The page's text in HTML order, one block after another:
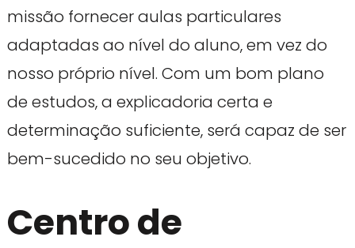
missão fornecer aulas particulares
adaptadas ao nível do aluno, em vez do
nosso próprio nível. Com um bom plano
de estudos, a explicadoria certa e
determinação suficiente, será capaz de ser
bem-sucedido no seu objetivo.
Centro de